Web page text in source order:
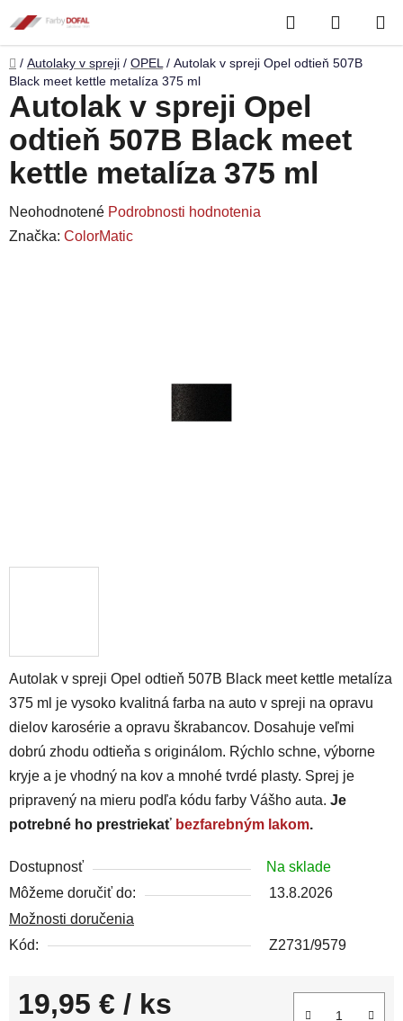
na
obsah
Hľadať
KOŠÍK
Domov
/ Autolaky v spreji / OPEL / Autolak v spreji Opel odtieň 507B
Black meet kettle metalíza 375 ml
Autolak v spreji Opel odtieň 507B Black meet kettle metalíza
375 ml je vysoko kvalitná farba na auto v spreji na opravu
dielov karosérie a opravu škrabancov. Dosahuje veľmi
dobrú zhodu odtieňa s originálom. Rýchlo schne, výborne
kryje a je vhodný na kov a mnohé tvrdé plasty. Sprej je
pripravený na mieru podľa kódu farby Vášho auta. Je
potrebné ho prestriekať bezfarebným lakom.
Dostupnosť
Na sklade
Môžeme doručiť do:
13.8.2026
Možnosti doručenia
Kód:
Z2731/9579
19,95 € / ks
Autolak v spreji Opel
odtieň 507B Black meet
kettle metalíza 375 ml
Priemerné
hodnotenie
Neohodnotené Podrobnosti hodnotenia
Značka: ColorMatic